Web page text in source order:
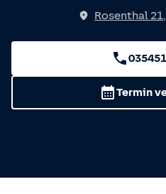
Rosenthal 21,
Termin